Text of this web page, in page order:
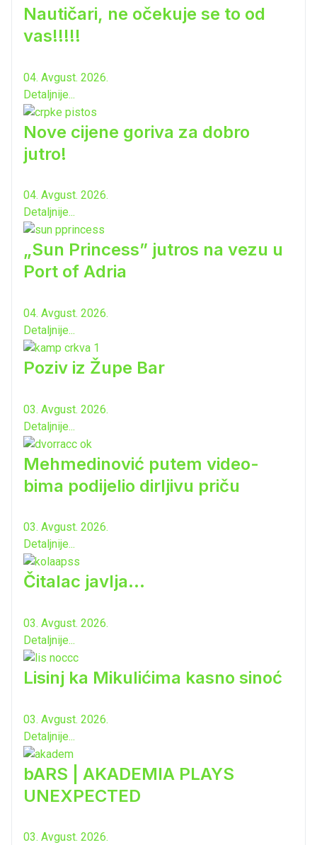
Nautičari, ne očekuje se to od
vas!!!!!
04. Avgust. 2026.
Detaljnije...
Nove cijene goriva za dobro
jutro!
04. Avgust. 2026.
Detaljnije...
„Sun Princess” jutros na vezu u
Port of Adria
04. Avgust. 2026.
Detaljnije...
Poziv iz Župe Bar
03. Avgust. 2026.
Detaljnije...
Mehmedinović putem video-
bima podijelio dirljivu priču
03. Avgust. 2026.
Detaljnije...
Čitalac javlja...
03. Avgust. 2026.
Detaljnije...
Lisinj ka Mikulićima kasno sinoć
03. Avgust. 2026.
Detaljnije...
bARS | AKADEMIA PLAYS
UNEXPECTED
03. Avgust. 2026.